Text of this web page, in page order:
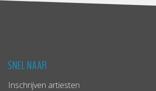
SNEL NAAR
Inschrijven artiesten